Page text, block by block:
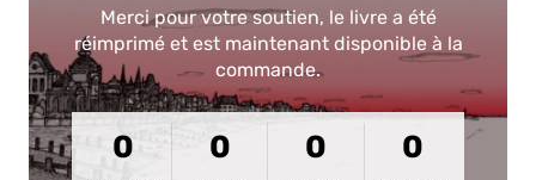
Merci pour votre soutien, le livre a été
réimprimé et est maintenant disponible à la
commande.
0 0 0 0